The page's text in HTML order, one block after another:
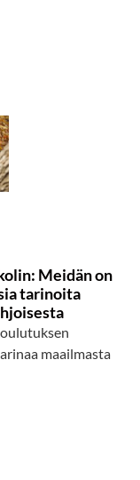
Meidän on
tarinoita
maailmasta